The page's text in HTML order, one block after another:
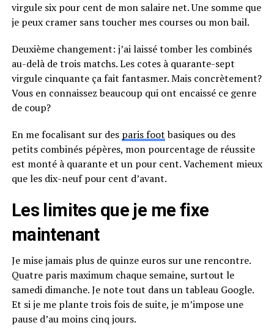
virgule six pour cent de mon salaire net. Une somme que
je peux cramer sans toucher mes courses ou mon bail.
Deuxième changement: j’ai laissé tomber les combinés
au-delà de trois matchs. Les cotes à quarante-sept
virgule cinquante ça fait fantasmer. Mais concrètement?
Vous en connaissez beaucoup qui ont encaissé ce genre
de coup?
En me focalisant sur des paris footbasiques ou des
petits combinés pépères, mon pourcentage de réussite
est monté à quarante et un pour cent. Vachement mieux
que les dix-neuf pour cent d’avant.
Les limites que je me fixe
maintenant
Je mise jamais plus de quinze euros sur une rencontre.
Quatre paris maximum chaque semaine, surtout le
samedi dimanche. Je note tout dans un tableau Google.
Et si je me plante trois fois de suite, je m’impose une
pause d’au moins cinq jours.